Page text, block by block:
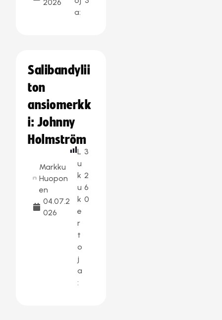
2026
a:
Salibandylii
ton
ansiomerkk
i: Johnny
Holmström
Markku
Huopon
en
04.07.2
026
L
u
k
u
k
e
r
t
o
j
a
:
3
2
6
0